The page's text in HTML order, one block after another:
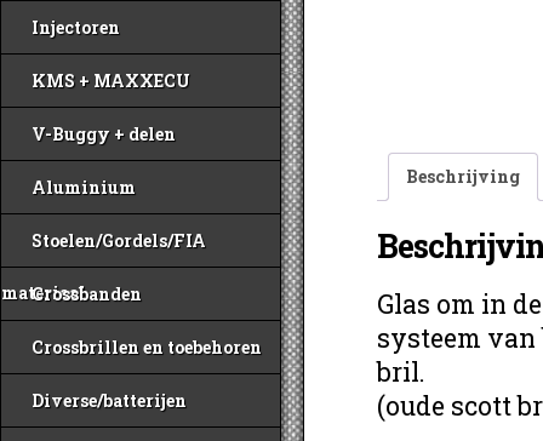
Injectoren
KMS + MAXXECU
V-Buggy + delen
Aluminium
Stoelen/Gordels/FIA
materiaal
Crossbanden
Crossbrillen en toebehoren
Diverse/batterijen
Beschrijving
Glas om in
systeem
bril.
(oude scott